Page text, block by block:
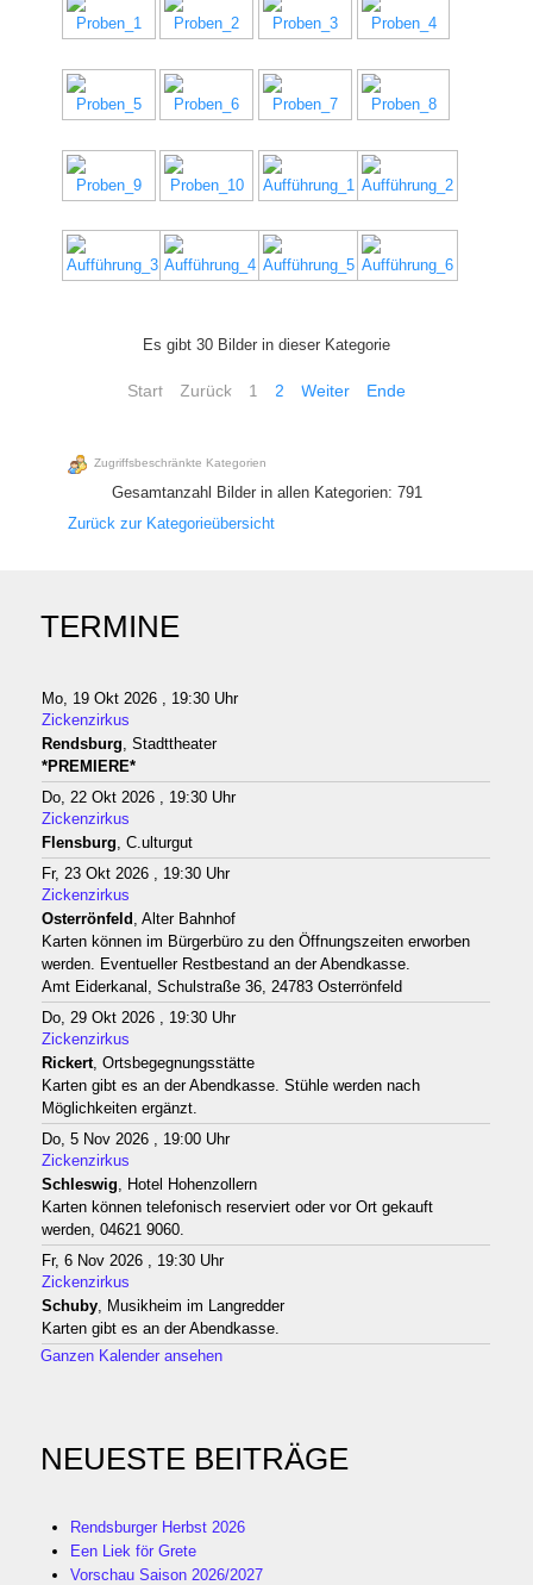
Es gibt 30 Bilder in dieser Kategorie
Start Zurück 1 2 Weiter Ende
Zugriffsbeschränkte Kategorien
Gesamtanzahl Bilder in allen Kategorien: 791
Zurück zur Kategorieübersicht
TERMINE
Mo, 19 Okt 2026 , 19:30 Uhr
Zickenzirkus
Rendsburg , Stadttheater
*PREMIERE*
Do, 22 Okt 2026 , 19:30 Uhr
Zickenzirkus
Flensburg , C.ulturgut
Fr, 23 Okt 2026 , 19:30 Uhr
Zickenzirkus
Osterrönfeld , Alter Bahnhof
Karten können im Bürgerbüro zu den Öffnungszeiten erworben
werden. Eventueller Restbestand an der Abendkasse.
Amt Eiderkanal, Schulstraße 36, 24783 Osterrönfeld
Do, 29 Okt 2026 , 19:30 Uhr
Zickenzirkus
Rickert, Ortsbegegnungsstätte
Karten gibt es an der Abendkasse. Stühle werden nach
Möglichkeiten ergänzt.
Do, 5 Nov 2026 , 19:00 Uhr
Zickenzirkus
Schleswig , Hotel Hohenzollern
Karten können telefonisch reserviert oder vor Ort gekauft
werden, 04621 9060.
Fr, 6 Nov 2026 , 19:30 Uhr
Zickenzirkus
Schuby, Musikheim im Langredder
Karten gibt es an der Abendkasse.
Ganzen Kalender ansehen
NEUESTE BEITRÄGE
Rendsburger Herbst 2026
Een Liek för Grete
Vorschau Saison 2026/2027